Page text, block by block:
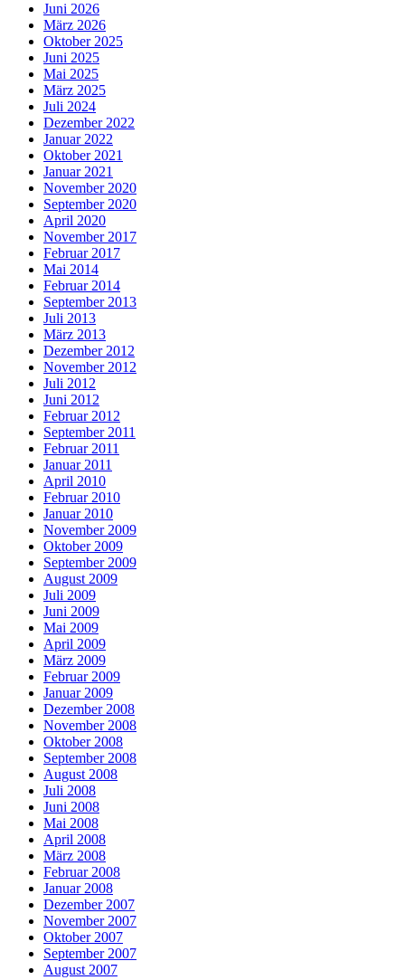
Juni 2026
März 2026
Oktober 2025
Juni 2025
Mai 2025
März 2025
Juli 2024
Dezember 2022
Januar 2022
Oktober 2021
Januar 2021
November 2020
September 2020
April 2020
November 2017
Februar 2017
Mai 2014
Februar 2014
September 2013
Juli 2013
März 2013
Dezember 2012
November 2012
Juli 2012
Juni 2012
Februar 2012
September 2011
Februar 2011
Januar 2011
April 2010
Februar 2010
Januar 2010
November 2009
Oktober 2009
September 2009
August 2009
Juli 2009
Juni 2009
Mai 2009
April 2009
März 2009
Februar 2009
Januar 2009
Dezember 2008
November 2008
Oktober 2008
September 2008
August 2008
Juli 2008
Juni 2008
Mai 2008
April 2008
März 2008
Februar 2008
Januar 2008
Dezember 2007
November 2007
Oktober 2007
September 2007
August 2007